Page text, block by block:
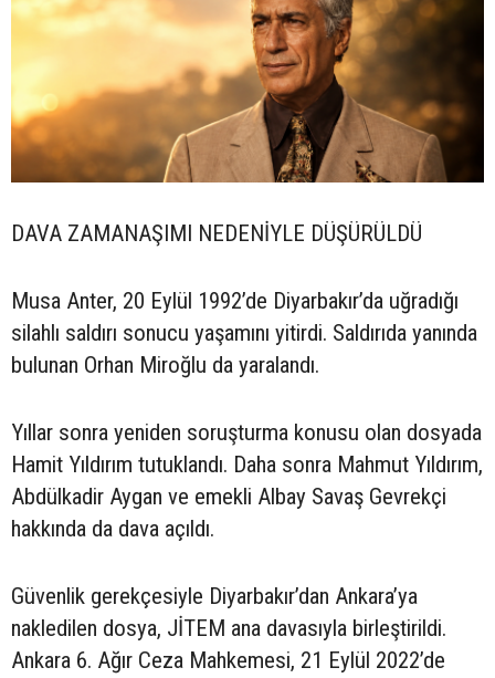
DAVA ZAMANAŞIMI NEDENİYLE DÜŞÜRÜLDÜ
Musa Anter, 20 Eylül 1992’de Diyarbakır’da uğradığı
silahlı saldırı sonucu yaşamını yitirdi. Saldırıda yanında
bulunan Orhan Miroğlu da yaralandı.
Yıllar sonra yeniden soruşturma konusu olan dosyada
Hamit Yıldırım tutuklandı. Daha sonra Mahmut Yıldırım,
Abdülkadir Aygan ve emekli Albay Savaş Gevrekçi
hakkında da dava açıldı.
Güvenlik gerekçesiyle Diyarbakır’dan Ankara’ya
nakledilen dosya, JİTEM ana davasıyla birleştirildi.
Ankara 6. Ağır Ceza Mahkemesi, 21 Eylül 2022’de